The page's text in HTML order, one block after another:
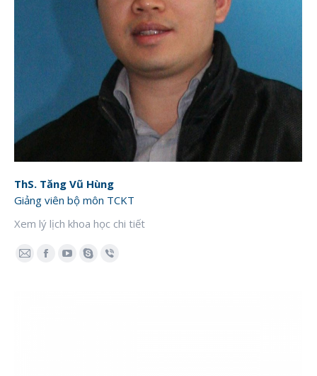
ThS. Tăng Vũ Hùng
Giảng viên bộ môn TCKT
Xem lý lịch khoa học chi tiết
E-
Facebook
YouTube
SkypeViber